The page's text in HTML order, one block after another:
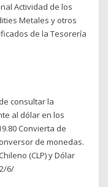
Actividad de los
Metales y otros
de la Tesorería
consultar la
al dólar en los
Convierta de
de monedas.
(CLP) y Dólar
(USD). 5‏‏/6‏‏/1442 بعد الهجرة 1‏‏/6‏‏/1442 بعد الهجرة